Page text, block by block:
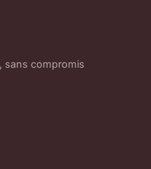
sans compromis